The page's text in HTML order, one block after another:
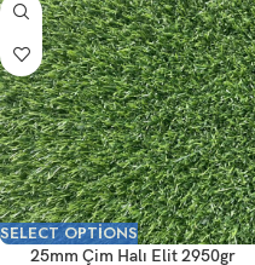
SELECT OPTIONS
25mm Çim Halı Elit 2950gr